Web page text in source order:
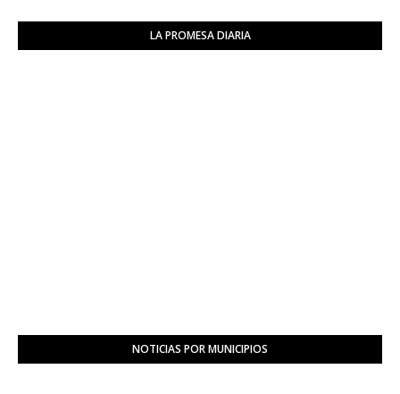
LA PROMESA DIARIA
NOTICIAS POR MUNICIPIOS